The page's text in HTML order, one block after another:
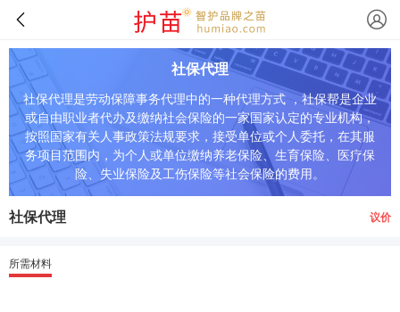
社保代理
社保代理是劳动保障事务代理中的一种代理方式 ，社保帮是企业
或自由职业者代办及缴纳社会保险的一家国家认定的专业机构，
按照国家有关人事政策法规要求，接受单位或个人委托，在其服
务项目范围内，为个人或单位缴纳养老保险、生育保险、医疗保
险、失业保险及工伤保险等社会保险的费用。
社保代理 议价
所需材料